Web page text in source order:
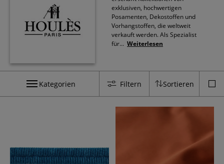
exklusiven, hochwertigen
Posamenten, Dekostoffen und
Vorhangstoffen, die weltweit
verkauft werden. Als Spezialist
für... Weiterlesen
Kategorien Filtern Sortieren